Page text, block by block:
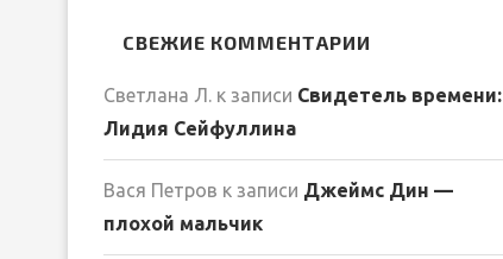
СВЕЖИЕ КОММЕНТАРИИ
Светлана Л. к записи Свидетель времени:
Лидия Сейфуллина
Вася Петров к записи Джеймс Дин —
плохой мальчик